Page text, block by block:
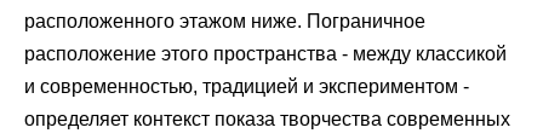
расположенного этажом ниже. Пограничное
расположение этого пространства - между классикой
и современностью, традицией и экспериментом -
определяет контекст показа творчества современных